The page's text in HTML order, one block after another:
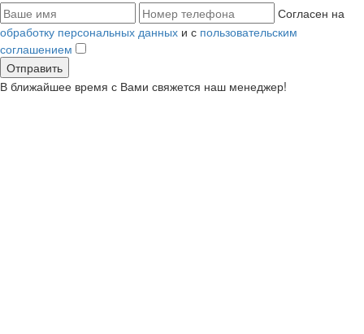
Согласен на
обработку персональных данных и с пользовательским
соглашением
В ближайшее время с Вами свяжется наш менеджер!